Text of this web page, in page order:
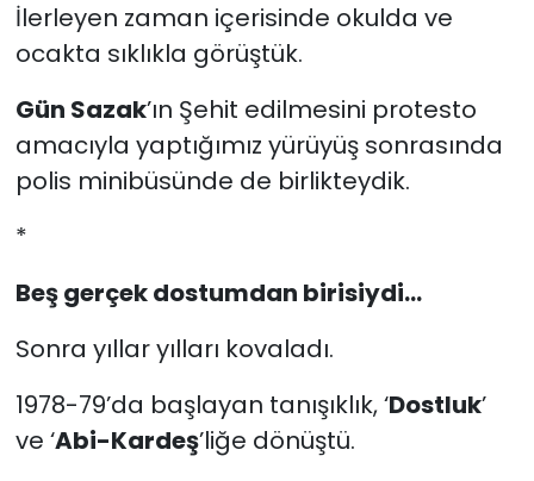
İlerleyen zaman içerisinde okulda ve
ocakta sıklıkla görüştük.
Gün Sazak’ın Şehit edilmesini protesto
amacıyla yaptığımız yürüyüş sonrasında
polis minibüsünde de birlikteydik.
*
Beş gerçek dostumdan birisiydi...
Sonra yıllar yılları kovaladı.
1978-79’da başlayan tanışıklık, ‘Dostluk’
ve ‘Abi-Kardeş’liğe dönüştü.